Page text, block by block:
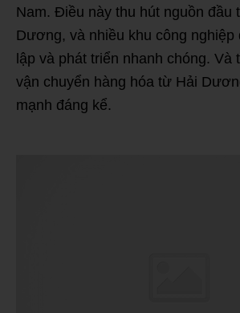
Nam. Điều này thu hút nguồn đầu
Dương, và nhiều khu công
lập và phát triển nhanh chóng. Và
vận chuyển hàng hóa từ Hải
mạnh đáng kể.